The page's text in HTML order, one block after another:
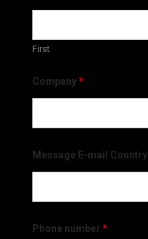
First
Company*
Message E-mail Country
Phone number *